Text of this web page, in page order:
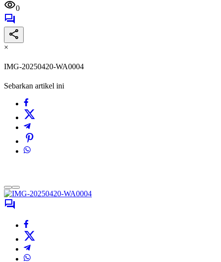
0
×
IMG-20250420-WA0004
Sebarkan artikel ini